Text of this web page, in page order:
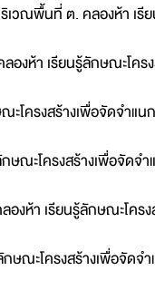
ริเวณพื้นที่ ต. คลองห้า เ
งห้า เรียนรู้ลักษณะโคร
ะโครงสร้างเพื่อจัดจำแ
ษณะโครงสร้างเพื่อจัดจ
งห้า เรียนรู้ลักษณะโครง
ษณะโครงสร้างเพื่อจัดจ